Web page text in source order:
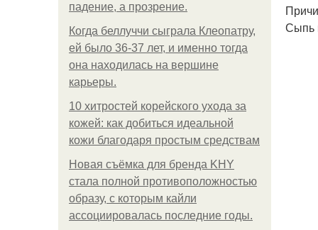
падение, а прозрение.
Когда беллуччи сыграла Клеопатру,
ей было 36-37 лет, и именно тогда
она находилась на вершине
карьеры.
10 хитростей корейского ухода за
кожей: как добиться идеальной
кожи благодаря простым средствам
Новая съёмка для бренда KHY
стала полной противоположностью
образу, с которым кайли
ассоциировалась последние годы.
Сыпь